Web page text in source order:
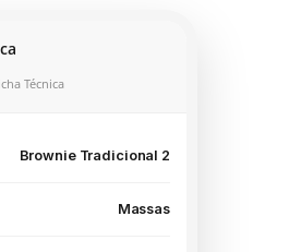
Técnica
Brownie Tradicional 2
Massas